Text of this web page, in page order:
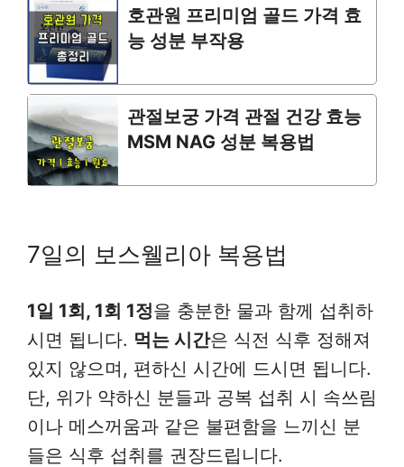
호관원 프리미엄 골드 가격 효
능 성분 부작용
관절보궁 가격 관절 건강 효능
MSM NAG 성분 복용법
7일의 보스웰리아 복용법
1일 1회, 1회 1정을 충분한 물과 함께 섭취하
시면 됩니다. 먹는 시간은 식전 식후 정해져
있지 않으며, 편하신 시간에 드시면 됩니다.
단, 위가 약하신 분들과 공복 섭취 시 속쓰림
이나 메스꺼움과 같은 불편함을 느끼신 분
들은 식후 섭취를 권장드립니다.